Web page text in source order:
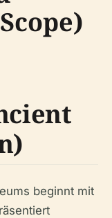
beginnt mit